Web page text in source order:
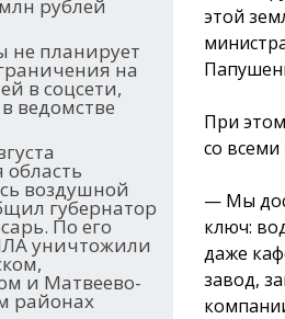
рублей
планирует
на
в соцсети,
ведомстве
область
воздушной
губернатор
По его
уничтожили
и Матвеево-
районах
этой
При
со
— Мы
ключ:
даже
завод,